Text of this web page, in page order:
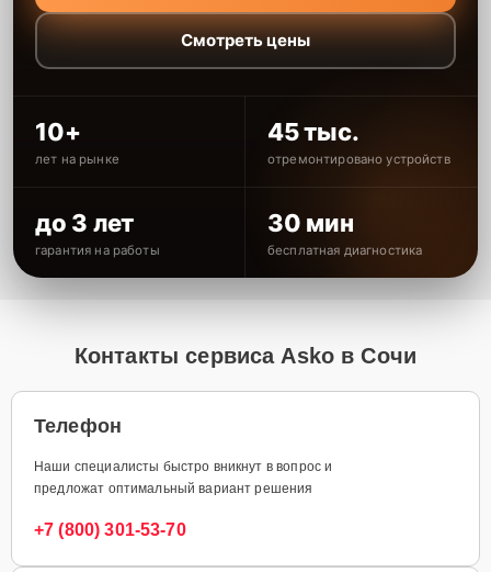
Смотреть цены
10+
лет на рынке
45 тыс.
отремонтировано устройств
до 3 лет
гарантия на работы
30 мин
бесплатная диагностика
Контакты сервиса Asko в Сочи
Телефон
Наши специалисты быстро вникнут в вопрос и
предложат оптимальный вариант решения
+7 (800) 301-53-70